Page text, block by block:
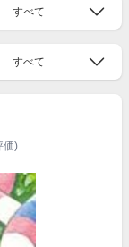
すべて
すべて
価)